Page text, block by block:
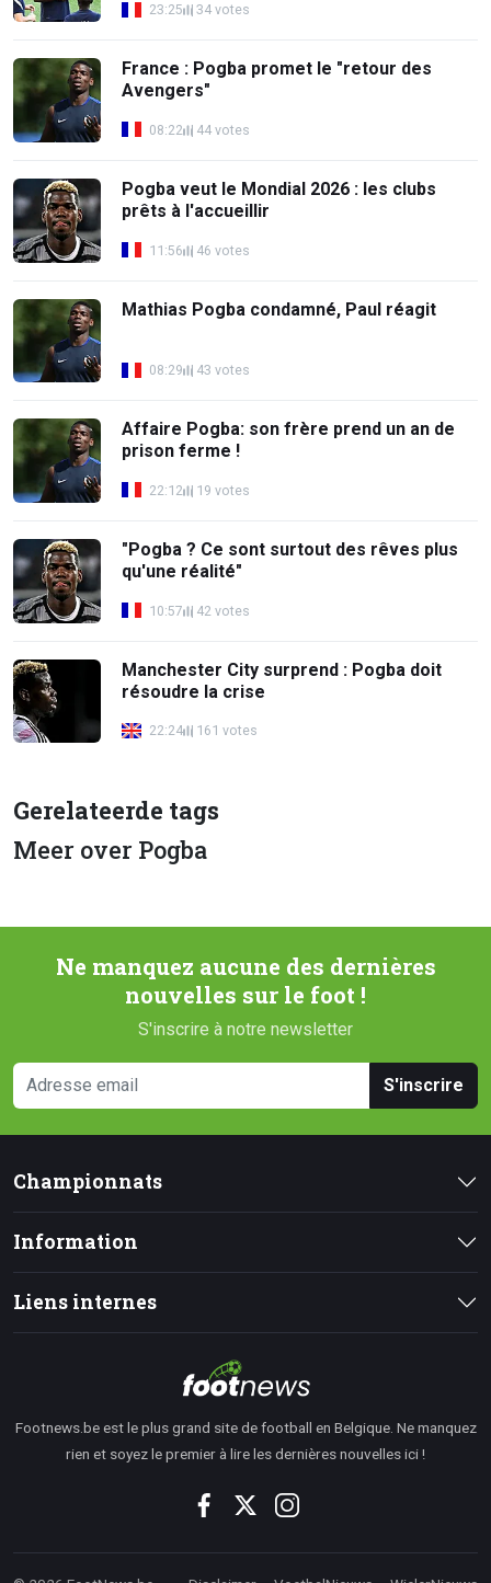
23:25 34 votes
France : Pogba promet le "retour des
Avengers"
08:22 44 votes
Pogba veut le Mondial 2026 : les clubs
prêts à l'accueillir
11:56 46 votes
Mathias Pogba condamné, Paul réagit
08:29 43 votes
Affaire Pogba: son frère prend un an de
prison ferme !
22:12 19 votes
"Pogba ? Ce sont surtout des rêves plus
qu'une réalité"
10:57 42 votes
Manchester City surprend : Pogba doit
résoudre la crise
22:24 161 votes
Gerelateerde tags
Meer over Pogba
Ne manquez aucune des dernières
nouvelles sur le foot !
S'inscrire à notre newsletter
S'inscrire
Championnats
Information
Liens internes
Footnews.be est le plus grand site de football en Belgique. Ne manquez
rien et soyez le premier à lire les dernières nouvelles ici !